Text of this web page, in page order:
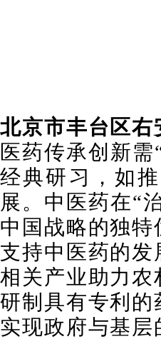
北京市丰台区
医药传承创新
经典研习，如
展。中医药在“
中国战略的独
支持中医药的
相关产业助力
研制具有专利
实现政府与基